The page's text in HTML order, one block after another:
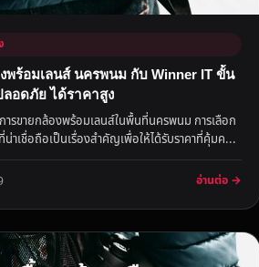
พร้อมเลนส์ นครพนม กับ Winner IT ขั้น
ลอดภัย ได้ราคาสูง
รขายกล้องพร้อมเลนส์ในพื้นที่นครพนม การเลือก
น่าเชื่อถือเป็นเรื่องสำคัญเพื่อให้ได้รับราคาที่คุ้มค...
อ่านต่อ →